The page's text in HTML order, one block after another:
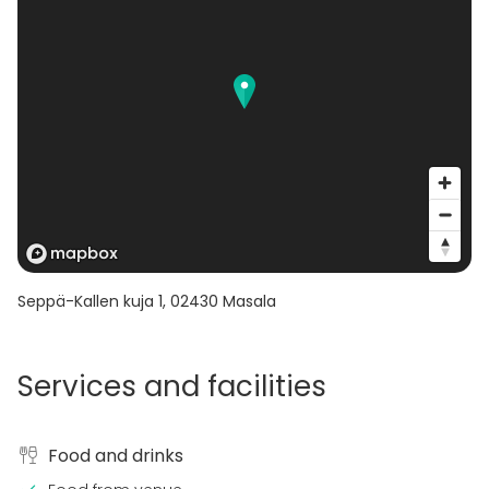
Seppä-Kallen kuja 1, 02430 Masala
Services and facilities
Food and drinks